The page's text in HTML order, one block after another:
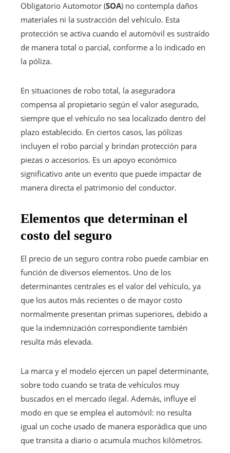
Obligatorio Automotor (SOA) no contempla daños
materiales ni la sustracción del vehículo. Esta
protección se activa cuando el automóvil es sustraído
de manera total o parcial, conforme a lo indicado en
la póliza.
En situaciones de robo total, la aseguradora
compensa al propietario según el valor asegurado,
siempre que el vehículo no sea localizado dentro del
plazo establecido. En ciertos casos, las pólizas
incluyen el robo parcial y brindan protección para
piezas o accesorios. Es un apoyo económico
significativo ante un evento que puede impactar de
manera directa el patrimonio del conductor.
Elementos que determinan el
costo del seguro
El precio de un seguro contra robo puede cambiar en
función de diversos elementos. Uno de los
determinantes centrales es el valor del vehículo, ya
que los autos más recientes o de mayor costo
normalmente presentan primas superiores, debido a
que la indemnización correspondiente también
resulta más elevada.
La marca y el modelo ejercen un papel determinante,
sobre todo cuando se trata de vehículos muy
buscados en el mercado ilegal. Además, influye el
modo en que se emplea el automóvil: no resulta
igual un coche usado de manera esporádica que uno
que transita a diario o acumula muchos kilómetros.